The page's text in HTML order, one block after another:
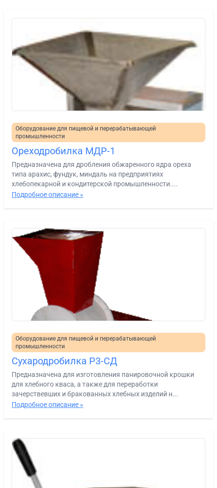
Оборудование для пищевой и перерабатывающей
промышленности
Ореходробилка МДР-1
Предназначена для дробления обжаренного ядра ореха
типа арахис, фундук, миндаль на предприятиях
хлебопекарной и кондитерской промышленности....
Подробное описание »
Оборудование для пищевой и перерабатывающей
промышленности
Сухародробилка Р3-СД
Предназначена для изготовления панировочной крошки
для хлебного кваса, а также для переработки
зачерствевших и бракованных хлебных изделий н...
Подробное описание »